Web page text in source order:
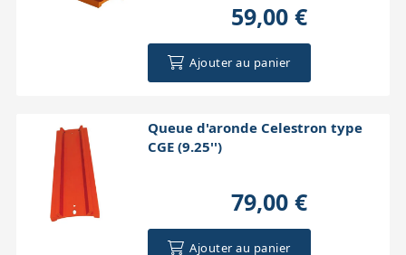
59,00 €
Ajouter au panier
Queue d'aronde Celestron type
CGE (9.25'')
79,00 €
Ajouter au panier